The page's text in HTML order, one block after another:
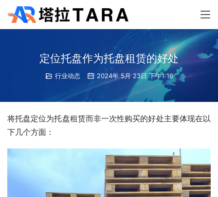
定位托盘作为托盘租赁的好处
行业动态 2024年 5月 23日 下午1:16
将托盘定位为托盘租赁而非一次性购买的好处主要体现在以
下几个方面：